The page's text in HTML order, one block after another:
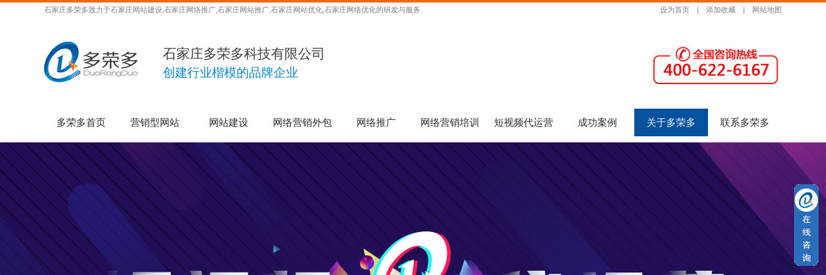
石家庄多荣多致力于石家庄网站建设,石家庄网络推广,石家庄网站推广,石家庄网站优化,石家庄网络优化的研发与服务. 设为首页 添加收藏 网站地图
石家庄多荣多科技有限公司
创建行业楷模的品牌企业
多荣多首页 营销型网站 网站建设 网络营销外包 网络推广 网络营销培训 短视频代运营 成功案例 关于多荣多 联系多荣多